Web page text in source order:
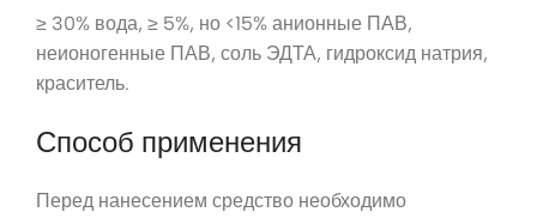
≥ 30% вода, ≥ 5%, но <15% анионные ПАВ,
неионогенные ПАВ, соль ЭДТА, гидроксид натрия,
краситель.
Способ применения
Перед нанесением средство необходимо